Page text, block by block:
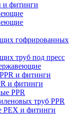
и фитинги
гофрированных
труб под пресс
и фитинги
PPR
труб PPR